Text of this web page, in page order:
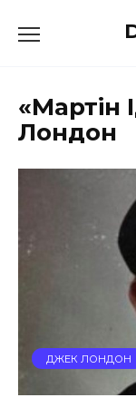
до
«Мартін
Лондон
ДЖЕК ЛОНДОН